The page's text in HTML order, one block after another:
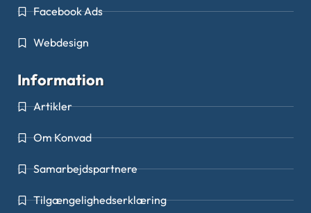
Facebook Ads
Webdesign
Information
Artikler
Om Konvad
Samarbejdspartnere
Tilgængelighedserklæring